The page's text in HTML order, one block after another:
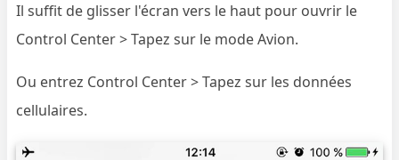
Il suffit de glisser l'écran vers le haut pour ouvrir le
Control Center > Tapez sur le mode Avion.
Ou entrez Control Center > Tapez sur les données
cellulaires.